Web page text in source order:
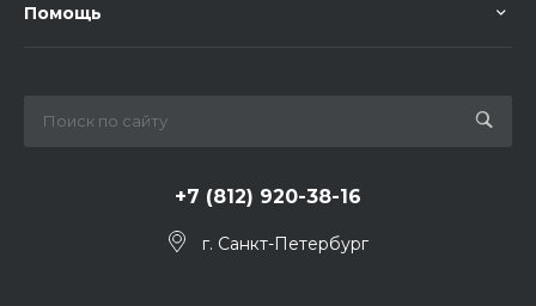
Помощь
+7 (812) 920-38-16
г. Санкт-Петербург